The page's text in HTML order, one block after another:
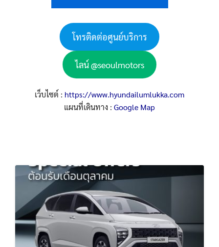
โทรติดต่อศูนย์บริการ
ไลน์ @seoulmotors
เว็บไซต์ : https://www.hyundailumlukka.com
แผนที่เดินทาง : Google Map